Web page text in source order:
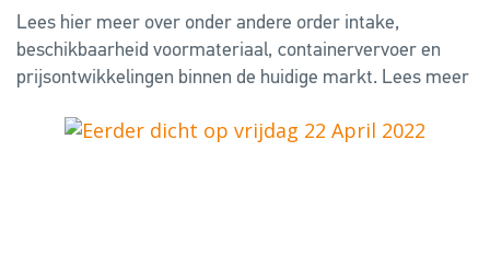
Lees hier meer over onder andere order intake,
beschikbaarheid voormateriaal, containervervoer en
prijsontwikkelingen binnen de huidige markt. Lees meer